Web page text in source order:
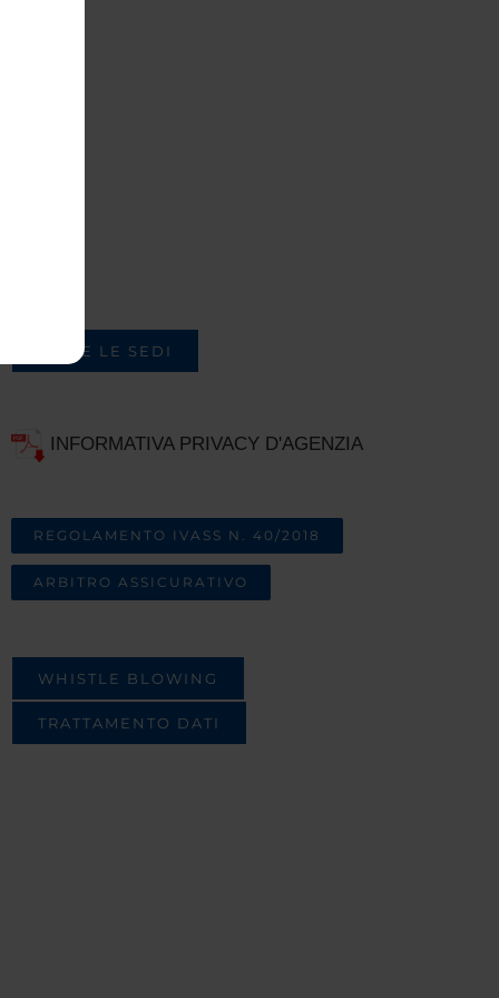
TUTTE LE SEDI
INFORMATIVA PRIVACY D'AGENZIA
REGOLAMENTO IVASS N. 40/2018
ARBITRO ASSICURATIVO
WHISTLE BLOWING
TRATTAMENTO DATI